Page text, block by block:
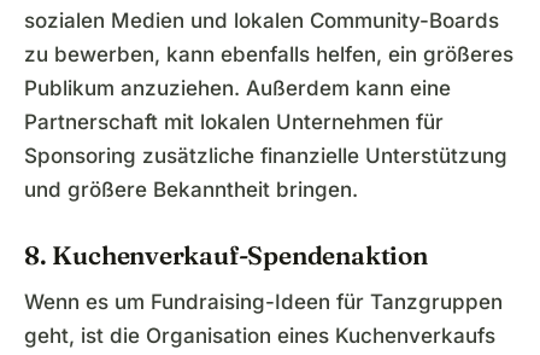
sozialen Medien und lokalen Community-Boards
zu bewerben, kann ebenfalls helfen, ein größeres
Publikum anzuziehen. Außerdem kann eine
Partnerschaft mit lokalen Unternehmen für
Sponsoring zusätzliche finanzielle Unterstützung
und größere Bekanntheit bringen.
8. Kuchenverkauf-Spendenaktion
Wenn es um Fundraising-Ideen für Tanzgruppen
geht, ist die Organisation eines Kuchenverkaufs